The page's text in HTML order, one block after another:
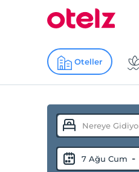
Oteller
7 Ağu Cum -